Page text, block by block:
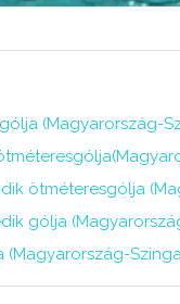
(Magyarország-
ötméteresgólja
gólja
(Magyarország-